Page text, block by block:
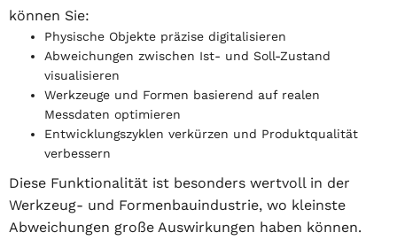
können Sie:
Physische Objekte präzise digitalisieren
Abweichungen zwischen Ist- und Soll-Zustand
visualisieren
Werkzeuge und Formen basierend auf realen
Messdaten optimieren
Entwicklungszyklen verkürzen und Produktqualität
verbessern
Diese Funktionalität ist besonders wertvoll in der
Werkzeug- und Formenbauindustrie, wo kleinste
Abweichungen große Auswirkungen haben können.